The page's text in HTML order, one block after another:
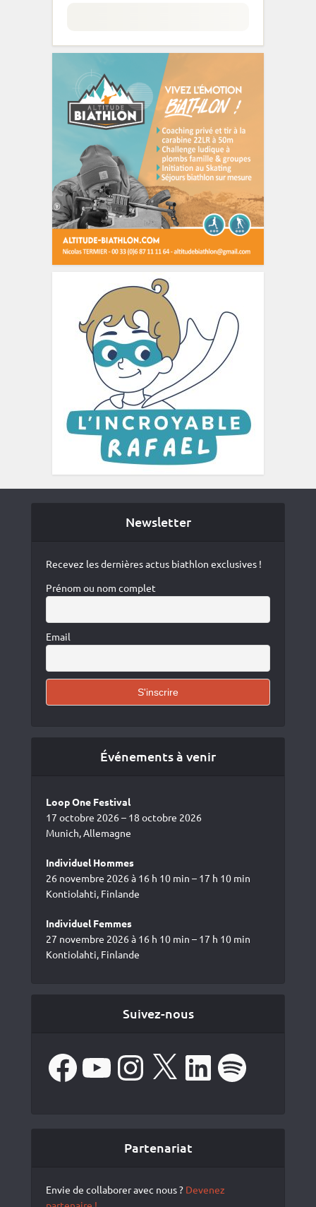
Newsletter
Recevez les dernières actus biathlon exclusives !
Prénom ou nom complet
Email
Événements à venir
Loop One Festival
17 octobre 2026 – 18 octobre 2026
Munich, Allemagne
Individuel Hommes
26 novembre 2026 à 16 h 10 min – 17 h 10 min
Kontiolahti, Finlande
Individuel Femmes
27 novembre 2026 à 16 h 10 min – 17 h 10 min
Kontiolahti, Finlande
Suivez-nous
FacebookYouTube Instagram LinkedIn Spotify
Partenariat
Envie de collaborer avec nous ? Devenez